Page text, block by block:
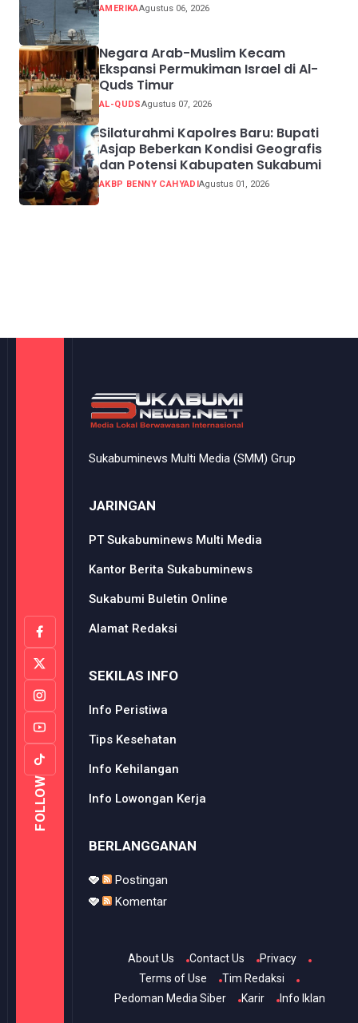
AMERIKAAgustus 06, 2026
Negara Arab-Muslim Kecam
Ekspansi Permukiman Israel di Al-
Quds Timur
AL-QUDSAgustus 07, 2026
Silaturahmi Kapolres Baru: Bupati
Asjap Beberkan Kondisi Geografis
dan Potensi Kabupaten Sukabumi
AKBP BENNY CAHYADIAgustus 01, 2026
FOLLOW
Sukabuminews Multi Media (SMM) Grup
JARINGAN
PT Sukabuminews Multi Media
Kantor Berita Sukabuminews
Sukabumi Buletin Online
Alamat Redaksi
SEKILAS INFO
Info Peristiwa
Tips Kesehatan
Info Kehilangan
Info Lowongan Kerja
BERLANGGANAN
Postingan
Komentar
About Us Contact Us
Privacy
Terms of Use
Tim Redaksi
Pedoman Media Siber
Karir Info Iklan